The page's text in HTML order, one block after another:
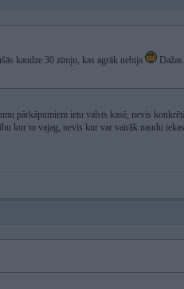
kaudze 30 zīmju, kas agrāk nebija
pārkāpumiem ietu valsts kasē, nevis
kur to vajag, nevis kur var vairāk naudu